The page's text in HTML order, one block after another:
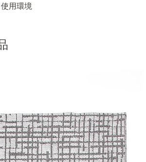
【国内に在庫がない場合・受注生産品の場合】
使用環境